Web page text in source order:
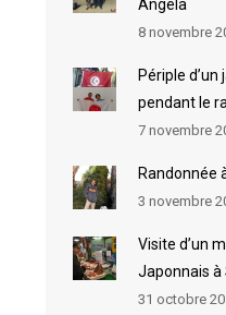
Angela
8 novembre
Périple d’un
pendant le
7 novembre
Randonnée
3 novembre
Visite d’un
Japonnais à
31 octobre